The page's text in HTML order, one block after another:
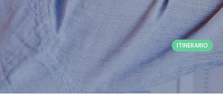
ITINERARIO